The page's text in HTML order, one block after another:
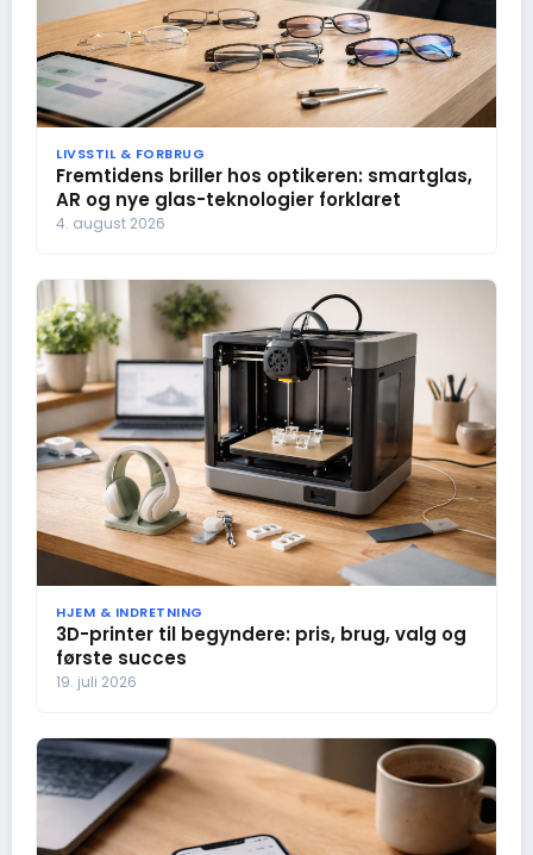
LIVSSTIL & FORBRUG
Fremtidens briller hos optikeren: smartglas,
AR og nye glas-teknologier forklaret
4. august 2026
HJEM & INDRETNING
3D-printer til begyndere: pris, brug, valg og
første succes
19. juli 2026